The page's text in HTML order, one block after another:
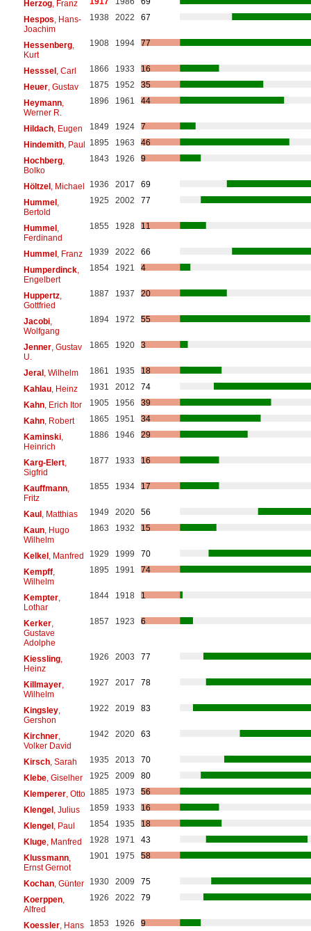
Herzog, Franz
Hespos , Hans-
Joachim
1938 2022 67
Hessenberg,
Kurt
1908 1994 77
Hesssel, Carl 1866 1933
16
Heuer, Gustav 1875 1952
35
Heymann,
Werner R.
1896 1961 44
Hildach, Eugen 1849 1924
7
Hindemith, Paul 1895 1963
46
Hochberg,
Bolko
1843 1926 9
Höltzel, Michael 1936 2017
69
Hummel,
Bertold
1925 2002 77
Hummel,
Ferdinand
1855 1928 11
Hummel, Franz 1939 2022
66
Humperdinck,
Engelbert
1854 1921 4
Huppertz,
Gottfried
1887 1937 20
Jacobi,
Wolfgang
1894 1972 55
Jenner, Gustav
U.
1865 1920 3
Jeral, Wilhelm 1861 1935
18
Kahlau, Heinz 1931 2012
74
Kahn, Erich Itor 1905 1956
39
Kahn, Robert 1865 1951
34
Kaminski,
Heinrich
1886 1946 29
Karg-Elert,
Sigfrid
1877 1933 16
Kauffmann,
Fritz
1855 1934 17
Kaul, Matthias 1949 2020
56
Kaun, Hugo
Wilhelm
1863 1932 15
Kelkel, Manfred 1929 1999
70
Kempff,
Wilhelm
1895 1991 74
Kempter,
Lothar
1844 1918 1
Kerker,
Gustave
Adolphe
1857 1923 6
Kiessling,
Heinz
1926 2003 77
Killmayer,
Wilhelm
1927 2017 78
Kingsley,
Gershon
1922 2019 83
Kirchner,
Volker David
1942 2020 63
Kirsch, Sarah 1935 2013
70
Klebe, Giselher 1925 2009
80
Klemperer, Otto 1885 1973
56
Klengel, Julius 1859 1933
16
Klengel, Paul 1854 1935
18
Kluge, Manfred 1928 1971
43
Klussmann,
Ernst Gernot
1901 1975 58
Kochan, Günter 1930 2009
75
Koerppen,
Alfred
1926 2022 79
Koessler, Hans 1853 1926
9